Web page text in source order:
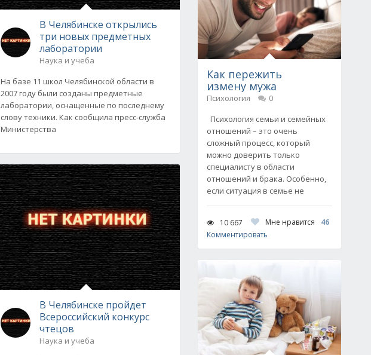
В Челябинске открылись
три новых предметных
лаборатории
Наука и учеба
На базе 11 школ Челябинской области в
2007 году были созданы предметные
лаборатории, оснащенные по последнему
слову техники. Как сообщила пресс-служба
Министерства
В Челябинске пройдет
Всероссийский конкурс
чтецов
Наука и учеба
Как пережить
измену мужа
Психология
0
Психология семьи и семейных
отношений – это очень
сложный процесс, который
можно доверить только
специалисту в области
отношений и брака. Особенно,
если ситуация в семье не
10 667 Мне нравится
46
Комментировать